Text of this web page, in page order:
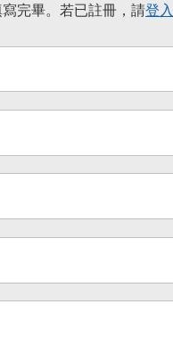
完畢。若已註冊，請登入